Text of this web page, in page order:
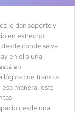
le dan soporte y
en estrecho
donde se va
en ello una
en
lógica que transita
manera, este
desde una